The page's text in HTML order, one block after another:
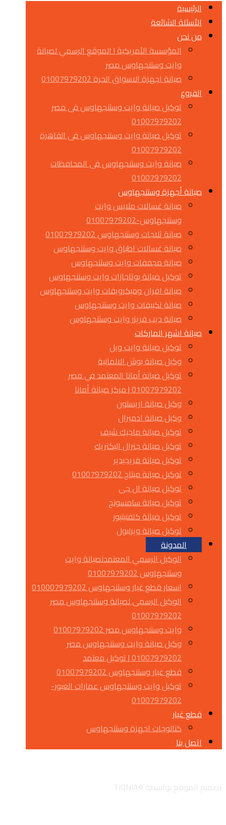
الرئيسية
الأسئلة الشائعة
من نحن
المؤسسة الأمريكية | الموقع الرسمي لصيانة
وايت وستنجهاوس مصر
صيانة اجهزة الاسواق الحرة 01007979202
الفروع
توكيل صيانة وايت وستنجهاوس فى مصر
01007979202
توكيل صيانة وايت وستنجهاوس فى القاهرة
01007979202
صيانة وايت وستنجهاوس فى المحافظات
01007979202
صيانة أجهزة وستنجهاوس
صيانة غسالات ملابس وايت
وستنجهاوس-01007979202
صيانة ثلاجات وستنجهاوس 01007979202
صيانة غسالات اطباق وايت وستنجهاوس
صيانة مجففات وايت وستنجهاوس
توكيل صيانة بوتاجازات وايت وستنجهاوس
صيانة افران وميكرويفات وايت وستنجهاوس
صيانة تكييفات وايت وستنجهاوس
صيانة ديب فريزر وايت وستنجهاوس
صيانة اشهر الماركات
توكيل صيانة وايت ويل
وكيل صيانة بوش الالمانية
توكيل صيانة أمانا المعتمد في مصر
01007979202 | مركز صيانة أمانا
وكيل صيانة اريستون
وكيل صيانة ادميرال
توكيل صيانة ماجيك شيف
توكيل صيانة جنرال اليكتريك
توكيل صيانة فريجيدير
توكيل صيانة ميتاج 01007979202
توكيل صيانة ال جى
توكيل صيانة سامسونج
توكيل صيانة كلفنيتيور
توكيل صيانة ويرلبول
المدونة
الوكيل الرسمي المعتمدلصيانة وايت
وستنجهاوس 01007979202
اسعار قطع غيار وستنجهاوس 010007979202
الوكيل الرسمى لصيانة وستنجهاوس مصر
01007979202
وايت وستنجهاوس مصر 01007979202
وكيل صيانة وايت وستنجهاوس مصر
01007979202 | توكيل معتمد
قطع غيار وستنجهاوس 01007979202
توكيل وايت وستنجهاوس عمارات العبور-
01007979202
قطع غيار
كتالوجات اجهزة وستنجهاوس
اتصل بنا